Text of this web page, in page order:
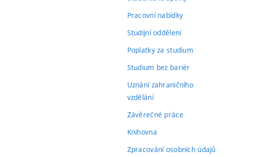
Pracovní nabídky
Studijní oddělení
Poplatky za studium
Studium bez bariér
Uznání zahraničního
vzdělání
Závěrečné práce
Knihovna
Zpracování osobních údajů